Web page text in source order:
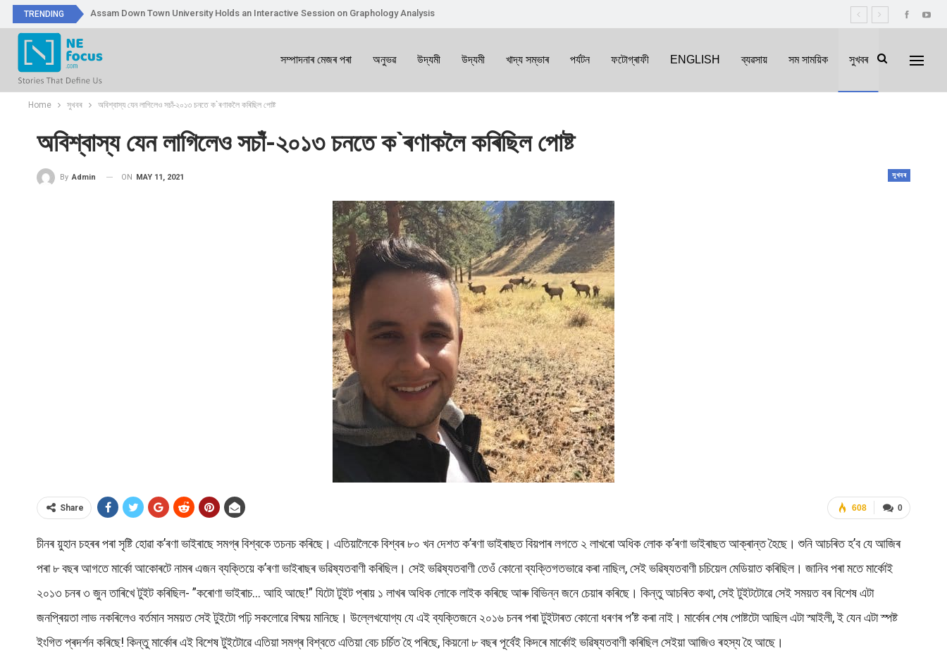
TRENDING Assam Down Town University Holds an Interactive Session on Graphology Analysis
সম্পাদনাৰ মেজৰ পৰা অনুভৱ উদ্যমী উদ্যমী খাদ্য সম্ভাৰ পৰ্যটন ফটোগ্ৰাফী ENGLISH ব্যৱসায় সম সাময়িক সুখবৰ
Home সুখবৰ অবিশ্বাস্য যেন লাগিলেও সচাঁ-২০১৩ চনতে ক`ৰণাকলৈ কৰিছিল পোষ্ট
অবিশ্বাস্য যেন লাগিলেও সচাঁ-২০১৩ চনতে ক`ৰণাকলৈ কৰিছিল পোষ্ট
সুখবৰ
By Admin ON MAY 11, 2021
0
608
Share
চীনৰ য়ুহান চহৰৰ পৰা সৃষ্টি হোৱা ক’ৰণা ভাইৰাছে সমগ্ৰ বিশ্বকে তচনচ কৰিছে। এতিয়ালৈকে বিশ্বৰ‌ ৮০‌‌ খন দেশত ক’ৰণা ভাইৰাছত বিয়পাৰ‌ লগতে ২ লাখৰো‌ অধিক লোক ক’ৰণা ভাইৰাছত আক্ৰান্ত হৈছে। শুনি আচৰিত হ’ব যে‌ আজিৰ
পৰা ৮ বছৰ ‌আগতে মাৰ্কো আকোৰটে নামৰ এজন ব্যক্তিয়ে ক’ৰণা ভাইৰাছৰ ভৱিষ্যতবাণী কৰিছিল। সেই ভৱিষ্যতবাণী তেওঁ কোনো ব্যক্তিগতভাৱে কৰা নাছিল, সেই ভৱিষ্যতবাণী চচিয়েল মেডিয়াত কৰিছিল। জানিব পৰা মতে মাৰ্কোই
২০১৩ চনৰ ৩ জুন তাৰিখে টুইট কৰিছিল- ”কৰোণা ভাইৰাচ… আহি আছে!” যিটো টুইট প্ৰায় ১ লাখৰ অধিক লোকে লাইক কৰিছে আৰু বিভিন্ন জনে চেয়াৰ‌ কৰিছে। কিন্তু আচৰিত কথা, সেই টুইটটোৱে সেই সময়ত বৰ বিশেষ এটা
জনপ্ৰিয়তা লাভ নকৰিলেও বৰ্তমান সময়ত সেই টুইটো পঢ়ি সকলোৱে বিষ্ময় মানিছে। উল্লেখযোগ্য যে এই ব্যক্তিজনে ২০১৬ চনৰ পৰা টুইটাৰত কোনো ধৰণৰ প’ষ্ট কৰা নাই। মাৰ্কোৰ শেষ পোষ্টটো আছিল এটা স্মাইলী, ই যেন এটা স্পষ্ট
ইংগিত প্ৰদৰ্শন কৰিছে!‌ কিন্তু মাৰ্কোৰ এই বিশেষ টুইটোৱে এতিয়া সমগ্ৰ বিশ্বতে এতিয়া বেচ চৰ্চিত হৈ পৰিছে, কিয়নো ৮ বছৰ‌ পূৰ্বেই কিদৰে মাৰ্কোই ভৱিষ্যতবাণী কৰিছিল সেইয়া আজিও ৰহস্য হৈ আছে।